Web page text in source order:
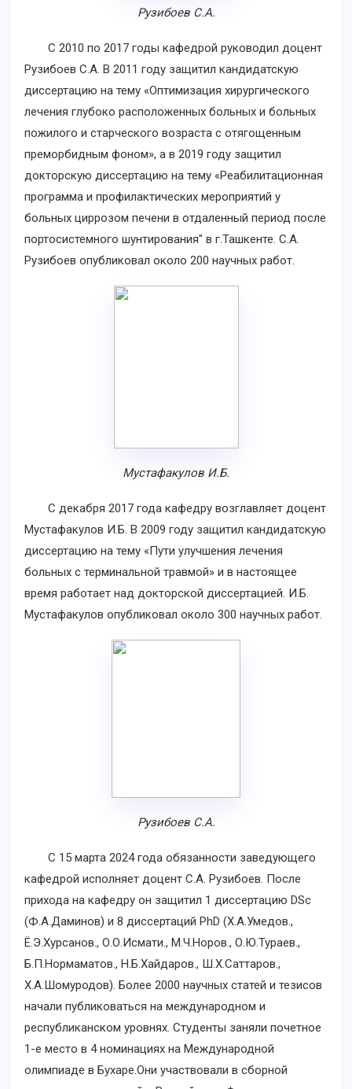
Рузибоев С.А.
С 2010 по 2017 годы кафедрой руководил доцент
Рузибоев С.А. В 2011 году защитил кандидатскую
диссертацию на тему «Оптимизация хирургического
лечения глубоко расположенных больных и больных
пожилого и старческого возраста с отягощенным
преморбидным фоном», а в 2019 году защитил
докторскую диссертацию на тему «Реабилитационная
программа и профилактических мероприятий у
больных циррозом печени в отдаленный период после
портосистемного шунтирования" в г.Ташкенте. С.А.
Рузибоев опубликовал около 200 научных работ.
Мустафакулов И.Б.
С декабря 2017 года кафедру возглавляет доцент
Мустафакулов И.Б. В 2009 году защитил кандидатскую
диссертацию на тему «Пути улучшения лечения
больных с терминальной травмой» и в настоящее
время работает над докторской диссертацией. И.Б.
Мустафакулов опубликовал около 300 научных работ.
Рузибоев С.А.
С 15 марта 2024 года обязанности заведующего
кафедрой исполняет доцент С.А. Рузибоев. После
прихода на кафедру он защитил 1 диссертацию DSc
(Ф.А.Даминов) и 8 диссертаций PhD (Х.А.Умедов.,
Ё.Э.Хурсанов., О.О.Исмати., М.Ч.Норов., О.Ю.Тураев.,
Б.П.Нормаматов., Н.Б.Хайдаров., Ш.Х.Саттаров.,
Х.А.Шомуродов). Более 2000 научных статей и тезисов
начали публиковаться на международном и
республиканском уровнях. Студенты заняли почетное
1-е место в 4 номинациях на Международной
олимпиаде в Бухаре.Они участвовали в сборной